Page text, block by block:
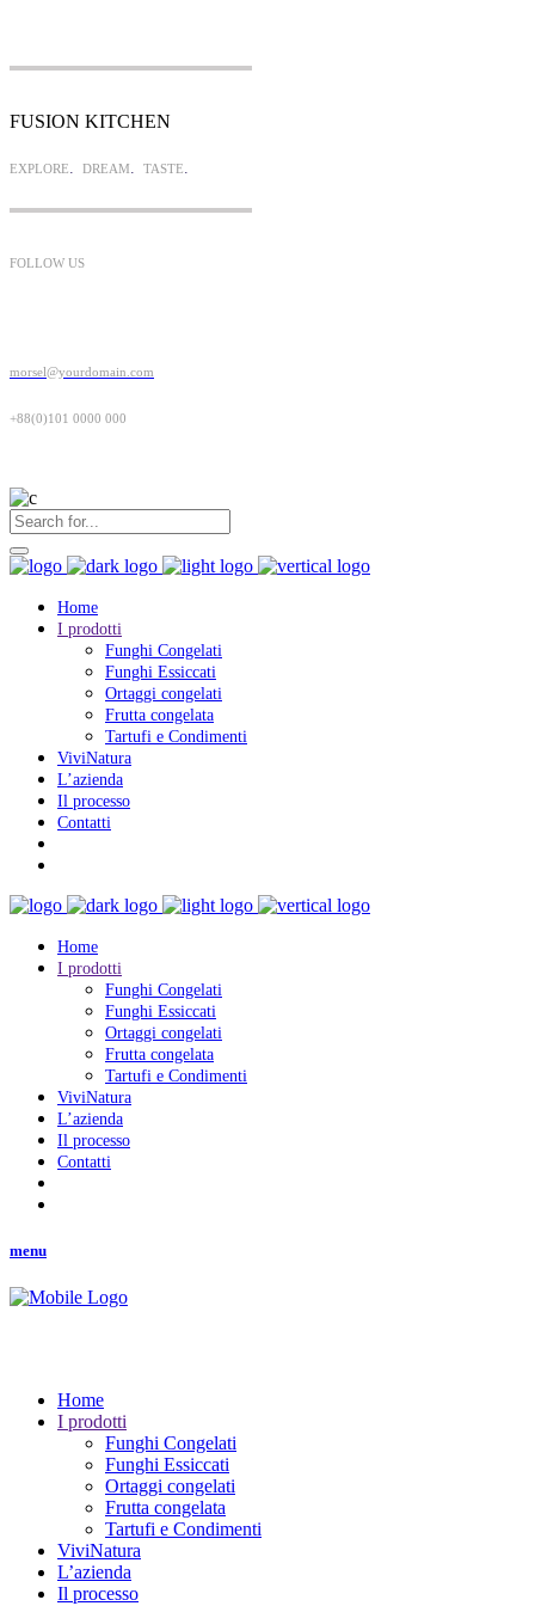
FUSION KITCHEN
EXPLORE. DREAM. TASTE.
FOLLOW US
morsel@yourdomain.com
+88(0)101 0000 000
Home
I prodotti
Funghi Congelati
Funghi Essiccati
Ortaggi congelati
Frutta congelata
Tartufi e Condimenti
ViviNatura
L’azienda
Il processo
Contatti
Home
I prodotti
Funghi Congelati
Funghi Essiccati
Ortaggi congelati
Frutta congelata
Tartufi e Condimenti
ViviNatura
L’azienda
Il processo
Contatti
menu
Home
I prodotti
Funghi Congelati
Funghi Essiccati
Ortaggi congelati
Frutta congelata
Tartufi e Condimenti
ViviNatura
L’azienda
Il processo